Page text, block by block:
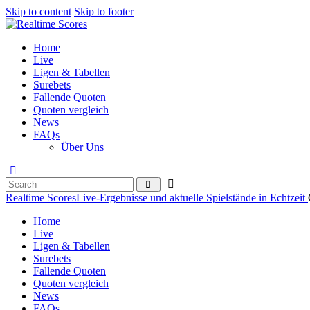
Skip to content Skip to footer
Home
Live
Ligen & Tabellen
Surebets
Fallende Quoten
Quoten vergleich
News
FAQs
Über Uns
Realtime ScoresLive-Ergebnisse und aktuelle Spielstände in Echtzeit
Home
Live
Ligen & Tabellen
Surebets
Fallende Quoten
Quoten vergleich
News